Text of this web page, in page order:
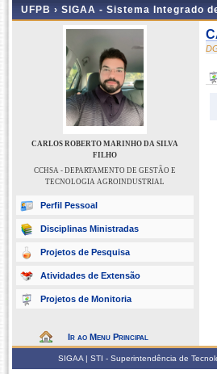
UFPB › SIGAA - Sistema Integrado
CARLOS ROBERTO MARINHO DA SILVA
FILHO
CCHSA - DEPARTAMENTO DE GESTÃO E
TECNOLOGIA AGROINDUSTRIAL
Perfil Pessoal
Disciplinas Ministradas
Projetos de Pesquisa
Atividades de Extensão
Projetos de Monitoria
Ir ao Menu Principal
SIGAA | STI - Superintendência de